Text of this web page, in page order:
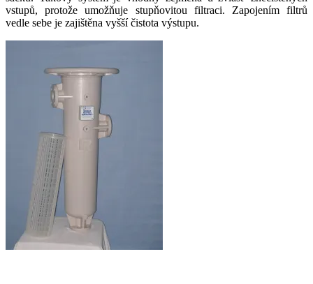
vstupů, protože umožňuje stupňovitou filtraci. Zapojením filtrů
vedle sebe je zajištěna vyšší čistota výstupu.